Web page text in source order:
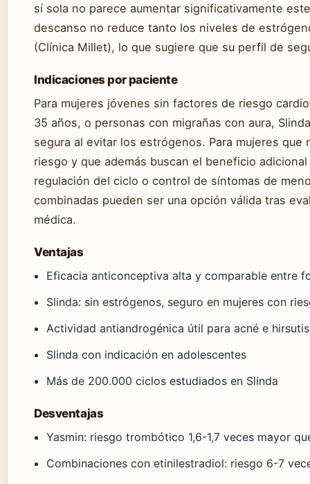
sí sola no parece aumentar significativamente
descanso no reduce tanto los niveles de
(Clínica Millet), lo que sugiere que su perfil de
Indicaciones por paciente
Para mujeres jóvenes sin factores de riesgo
35 años, o personas con migrañas con aura,
segura al evitar los estrógenos. Para mujeres
riesgo y que además buscan el beneficio
regulación del ciclo o control de síntomas de
combinadas pueden ser una opción válida tras
médica.
Ventajas
Eficacia anticonceptiva alta y comparable entre
Slinda: sin estrógenos, seguro en mujeres con
Actividad antiandrogénica útil para acné e
Slinda con indicación en adolescentes
Más de 200.000 ciclos estudiados en Slinda
Desventajas
Yasmin: riesgo trombótico 1,6-1,7 veces mayor
Combinaciones con etinilestradiol: riesgo 6-7